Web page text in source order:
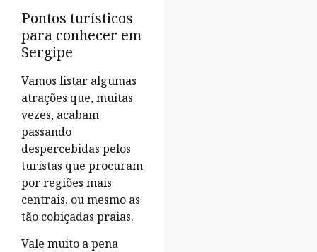
Pontos turísticos
para conhecer em
Sergipe
Vamos listar algumas
atrações que, muitas
vezes, acabam
passando
despercebidas pelos
turistas que procuram
por regiões mais
centrais, ou mesmo as
tão cobiçadas praias.
Vale muito a pena